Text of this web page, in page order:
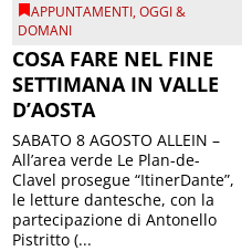
APPUNTAMENTI,OGGI &
DOMANI
COSA FARE NEL FINE
SETTIMANA IN VALLE
D’AOSTA
SABATO 8 AGOSTO ALLEIN –
All’area verde Le Plan-de-
Clavel prosegue “ItinerDante”,
le letture dantesche, con la
partecipazione di Antonello
Pistritto (...